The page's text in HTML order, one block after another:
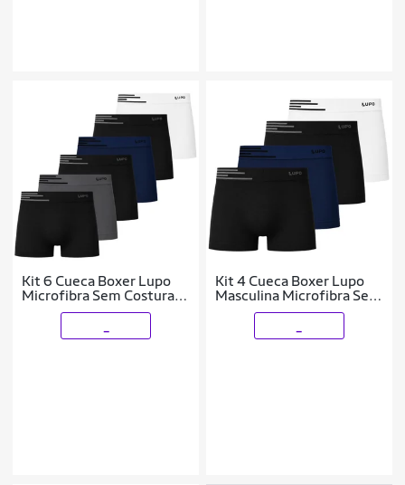
Kit 6 Cueca Boxer Lupo
Microfibra Sem Costura
Masculina Original
Kit 4 Cueca Boxer Lupo
Masculina Microfibra Sem
Costura Confortável